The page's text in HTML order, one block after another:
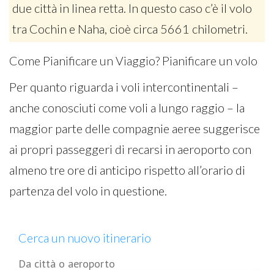
due città in linea retta. In questo caso c’è il volo
tra Cochin e Naha, cioè circa 5661 chilometri.
Come Pianificare un Viaggio? Pianificare un volo
Per quanto riguarda i voli intercontinentali –
anche conosciuti come voli a lungo raggio – la
maggior parte delle compagnie aeree suggerisce
ai propri passeggeri di recarsi in aeroporto con
almeno tre ore di anticipo rispetto all’orario di
partenza del volo in questione.
Cerca un nuovo itinerario